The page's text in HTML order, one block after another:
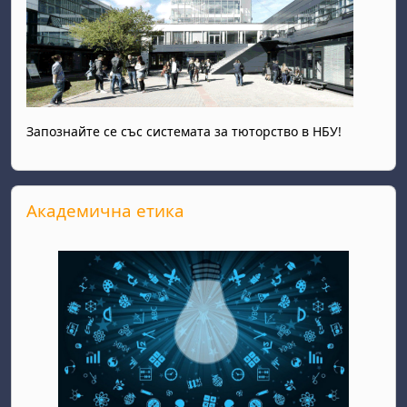
Запознайте се със системата за тюторство в НБУ!
Passer Академична етика
Академична етика